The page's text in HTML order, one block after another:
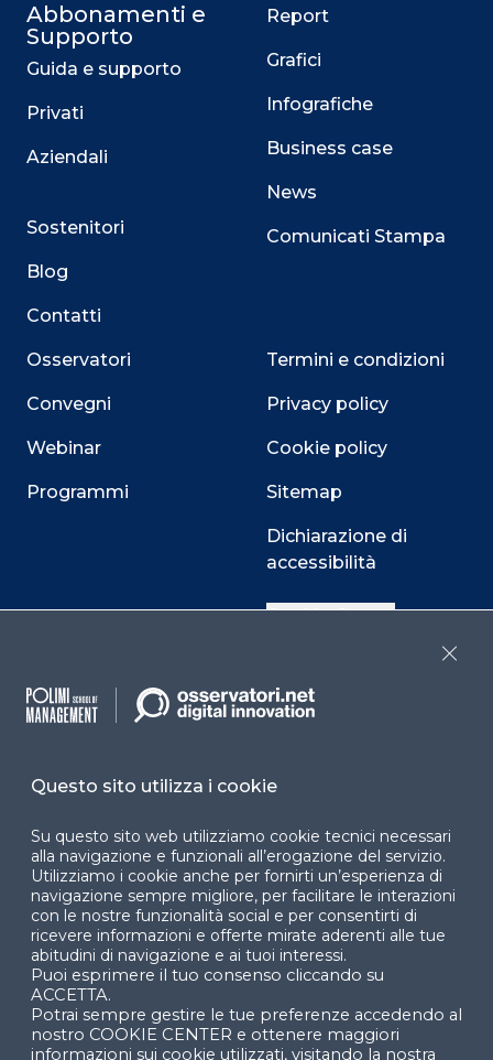
Abbonamenti e
Supporto
Guida e supporto
Privati
Aziendali
Sostenitori
Blog
Contatti
Osservatori
Convegni
Webinar
Programmi
Report
Grafici
Infografiche
Business case
News
Comunicati Stampa
Termini e condizioni
Privacy policy
Cookie policy
Sitemap
Dichiarazione di
accessibilità
Cookie Center
Facebook LinkedIn
© 2024 Copyright © Politecnico di Milano Dipartimento
di Ingegneria Gestionale
Questo sito utilizza i cookie
Su questo sito web utilizziamo cookie tecnici necessari
alla navigazione e funzionali all’erogazione del servizio.
Utilizziamo i cookie anche per fornirti un’esperienza di
navigazione sempre migliore, per facilitare le interazioni
con le nostre funzionalità social e per consentirti di
ricevere informazioni e offerte mirate aderenti alle tue
abitudini di navigazione e ai tuoi interessi.
Puoi esprimere il tuo consenso cliccando su
ACCETTA.
Potrai sempre gestire le tue preferenze accedendo al
nostro COOKIE CENTER e ottenere maggiori
informazioni sui cookie utilizzati, visitando la nostra